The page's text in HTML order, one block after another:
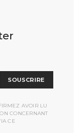
SOUSCRIRE
AVOIR LU
CONCERNANT
CE